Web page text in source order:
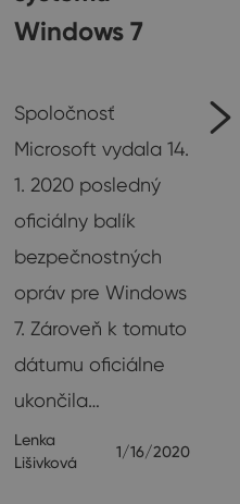
Windows 7
Spoločnosť
Microsoft vydala 14.
1. 2020 posledný
oficiálny balík
bezpečnostných
opráv pre Windows
7. Zároveň k tomuto
dátumu oficiálne
ukončila…
Lenka
Lišivková
1/16/2020